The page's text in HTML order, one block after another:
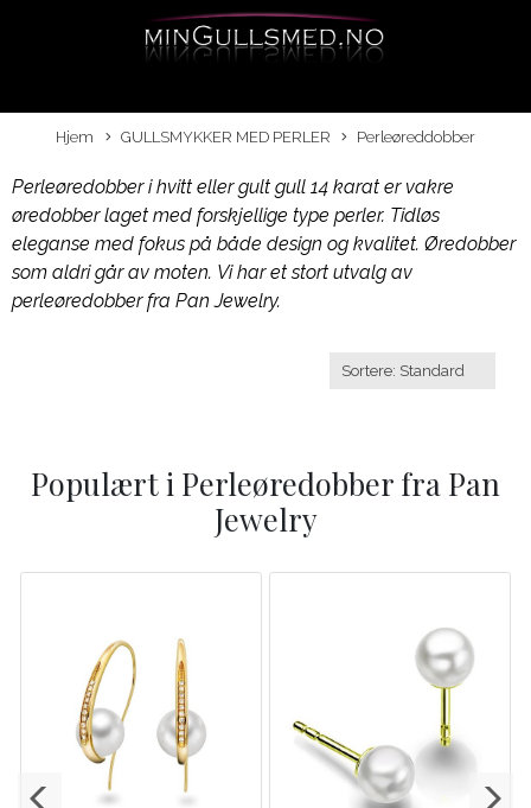
Hjem GULLSMYKKER MED PERLER Perleøreddobber
Perleøredobber i hvitt eller gult gull 14 karat er vakre
øredobber laget med forskjellige type perler. Tidløs
eleganse med fokus på både design og kvalitet. Øredobber
som aldri går av moten. Vi har et stort utvalg av
perleøredobber fra Pan Jewelry.
Populært i Perleøredobber fra Pan
Jewelry